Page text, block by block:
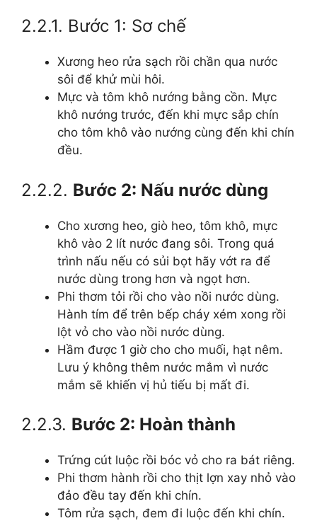
2.2.1. Bước 1: Sơ chế
Xương heo rửa sạch rồi chần qua nước
sôi để khử mùi hôi.
Mực và tôm khô nướng bằng cồn. Mực
khô nướng trước, đến khi mực sắp chín
cho tôm khô vào nướng cùng đến khi chín
đều.
2.2.2. Bước 2: Nấu nước dùng
Cho xương heo, giò heo, tôm khô, mực
khô vào 2 lít nước đang sôi. Trong quá
trình nấu nếu có sủi bọt hãy vớt ra để
nước dùng trong hơn và ngọt hơn.
Phi thơm tỏi rồi cho vào nồi nước dùng.
Hành tím để trên bếp cháy xém xong rồi
lột vỏ cho vào nồi nước dùng.
Hầm được 1 giờ cho cho muối, hạt nêm.
Lưu ý không thêm nước mắm vì nước
mắm sẽ khiến vị hủ tiếu bị mất đi.
2.2.3. Bước 2: Hoàn thành
Trứng cút luộc rồi bóc vỏ cho ra bát riêng.
Phi thơm hành rồi cho thịt lợn xay nhỏ vào
đảo đều tay đến khi chín.
Tôm rửa sạch, đem đi luộc đến khi chín.